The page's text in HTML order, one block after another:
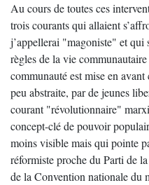
Au cours de toutes ces
trois courants qui allaient
j’appellerai "magoniste" et qui
règles de la vie
communauté est mise en
peu abstraite, par de jeunes
courant "révolutionnaire"
concept-clé de pouvoir
moins visible mais qui pointe
réformiste proche du Parti de
de la Convention nationale du